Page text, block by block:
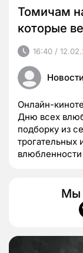
Томичам
которые
16:40 /
Онлайн-
Дню всех
подборку из
трогательных
Мы